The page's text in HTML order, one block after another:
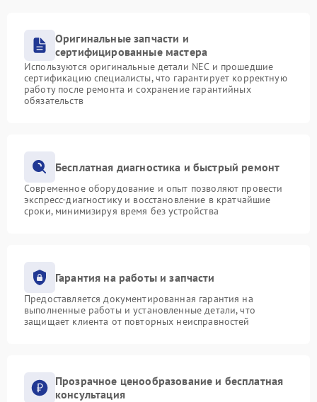
Оригинальные запчасти и
сертифицированные мастера
Используются оригинальные детали NEC и прошедшие
сертификацию специалисты, что гарантирует корректную
работу после ремонта и сохранение гарантийных
обязательств
Бесплатная диагностика и быстрый ремонт
Современное оборудование и опыт позволяют провести
экспресс-диагностику и восстановление в кратчайшие
сроки, минимизируя время без устройства
Гарантия на работы и запчасти
Предоставляется документированная гарантия на
выполненные работы и установленные детали, что
защищает клиента от повторных неисправностей
Прозрачное ценообразование и бесплатная
консультация